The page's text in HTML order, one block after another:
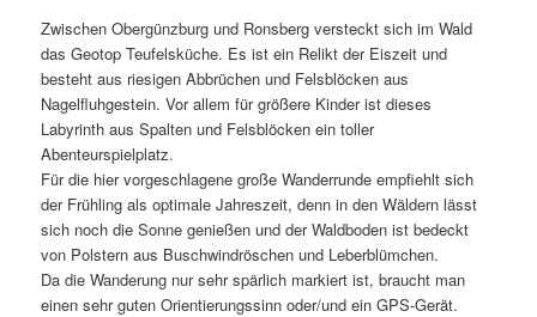
Zwischen Obergünzburg und Ronsberg versteckt sich im Wald
das Geotop Teufelsküche. Es ist ein Relikt der Eiszeit und
besteht aus riesigen Abbrüchen und Felsblöcken aus
Nagelfluhgestein. Vor allem für größere Kinder ist dieses
Labyrinth aus Spalten und Felsblöcken ein toller
Abenteurspielplatz.
Für die hier vorgeschlagene große Wanderrunde empfiehlt sich
der Frühling als optimale Jahreszeit, denn in den Wäldern lässt
sich noch die Sonne genießen und der Waldboden ist bedeckt
von Polstern aus Buschwindröschen und Leberblümchen.
Da die Wanderung nur sehr spärlich markiert ist, braucht man
einen sehr guten Orientierungssinn oder/und ein GPS-Gerät.